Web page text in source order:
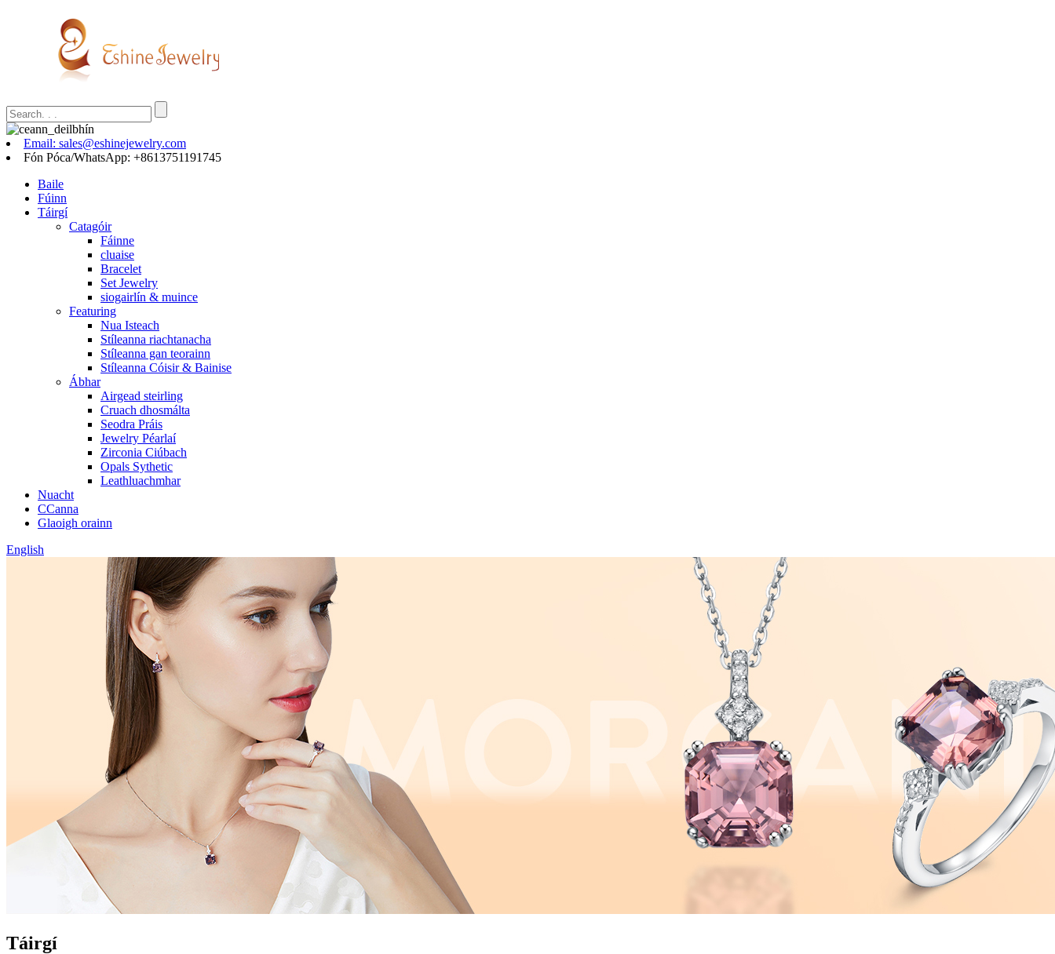
Email: sales@eshinejewelry.com
Fón Póca/WhatsApp: +8613751191745
Baile
Fúinn
Táirgí
Catagóir
Fáinne
cluaise
Bracelet
Set Jewelry
siogairlín & muince
Featuring
Nua Isteach
Stíleanna riachtanacha
Stíleanna gan teorainn
Stíleanna Cóisir & Bainise
Ábhar
Airgead steirling
Cruach dhosmálta
Seodra Práis
Jewelry Péarlaí
Zirconia Ciúbach
Opals Sythetic
Leathluachmhar
Nuacht
CCanna
Glaoigh orainn
English
Táirgí